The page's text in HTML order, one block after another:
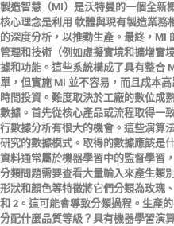
製造智慧（MI）是沃特曼的一個全新
核心理念是利用 軟體與現有製造業務
的深度分析，以推動生產。最終，MI
管理和技術（例如虛擬實境和擴增實
據和功能。這些系統構成了具有整合
單，但實施 MI 並不容易，而且成本
時間投資。難度取決於工廠的數位成
數據。首先從核心產品或流程取得一
行數據分析有很大的機會。這些演算
研究的數據模式。取得的數據應該是
資料通常屬於機器學習中的監督學習
分類問題需要查看大量輸入來產生類
形狀和顏色等特徵將它們分類為玫瑰
和 2。這可能會導致分類過程。生產
分配什麼品質等級？具有機器學習演